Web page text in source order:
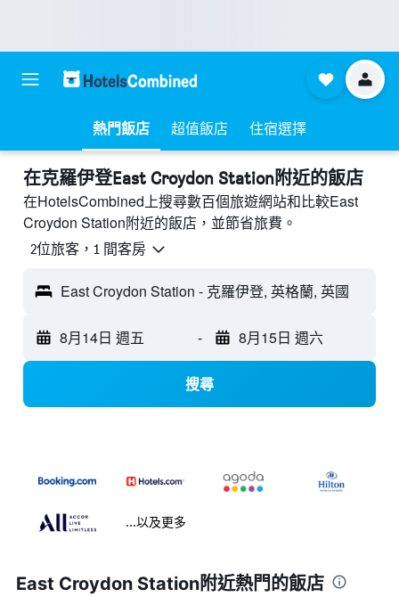
熱門飯店 超值飯店 住宿選擇
​在克羅伊登East Croydon Station附近​的飯店
在HotelsCombined上搜尋數百個旅遊網站和比較East
Croydon Station附近的飯店，並節省旅費。
2位旅客，1 間客房
East Croydon Station - 克羅伊登, 英格蘭, 英國
8月14日 週五 - 8月15日 週六
搜尋
...以及更多
East Croydon Station附近熱門的飯店